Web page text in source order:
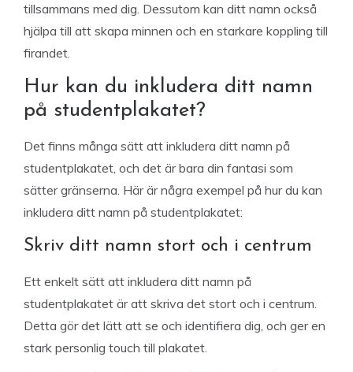
tillsammans med dig. Dessutom kan ditt namn också
hjälpa till att skapa minnen och en starkare koppling till
firandet.
Hur kan du inkludera ditt namn
på studentplakatet?
Det finns många sätt att inkludera ditt namn på
studentplakatet, och det är bara din fantasi som
sätter gränserna. Här är några exempel på hur du kan
inkludera ditt namn på studentplakatet:
Skriv ditt namn stort och i centrum
Ett enkelt sätt att inkludera ditt namn på
studentplakatet är att skriva det stort och i centrum.
Detta gör det lätt att se och identifiera dig, och ger en
stark personlig touch till plakatet.